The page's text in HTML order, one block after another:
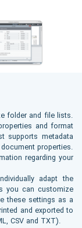
folder and file lists.
and format
supports metadata
properties.
regarding your
adapt the
you can customize
these settings as a
and exported to
CSV and TXT).